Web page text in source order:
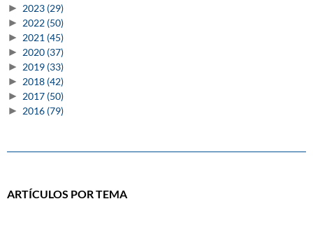
► 2023 (29)
► 2022 (50)
► 2021 (45)
► 2020 (37)
► 2019 (33)
► 2018 (42)
► 2017 (50)
► 2016 (79)
ARTÍCULOS POR TEMA